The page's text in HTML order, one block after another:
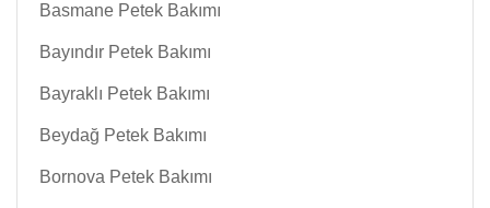
Basmane Petek Bakımı
Bayındır Petek Bakımı
Bayraklı Petek Bakımı
Beydağ Petek Bakımı
Bornova Petek Bakımı